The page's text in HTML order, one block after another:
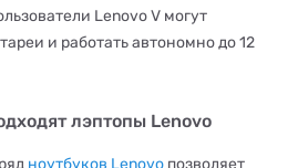
Lenovo V могут
и работать автономно до 12
лэптопы Lenovo
ноутбуков Lenovo позволяет